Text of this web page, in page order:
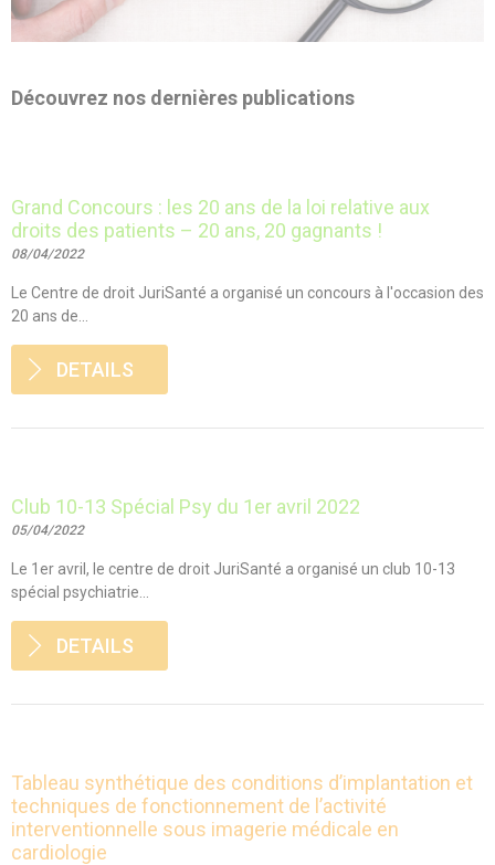
Découvrez nos dernières publications
Grand Concours : les 20 ans de la loi relative aux
droits des patients – 20 ans, 20 gagnants !
08/04/2022
Le Centre de droit JuriSanté a organisé un concours à l'occasion des
20 ans de...
DETAILS
Club 10-13 Spécial Psy du 1er avril 2022
05/04/2022
Le 1er avril, le centre de droit JuriSanté a organisé un club 10-13
spécial psychiatrie...
DETAILS
Tableau synthétique des conditions d’implantation et
techniques de fonctionnement de l’activité
interventionnelle sous imagerie médicale en
cardiologie